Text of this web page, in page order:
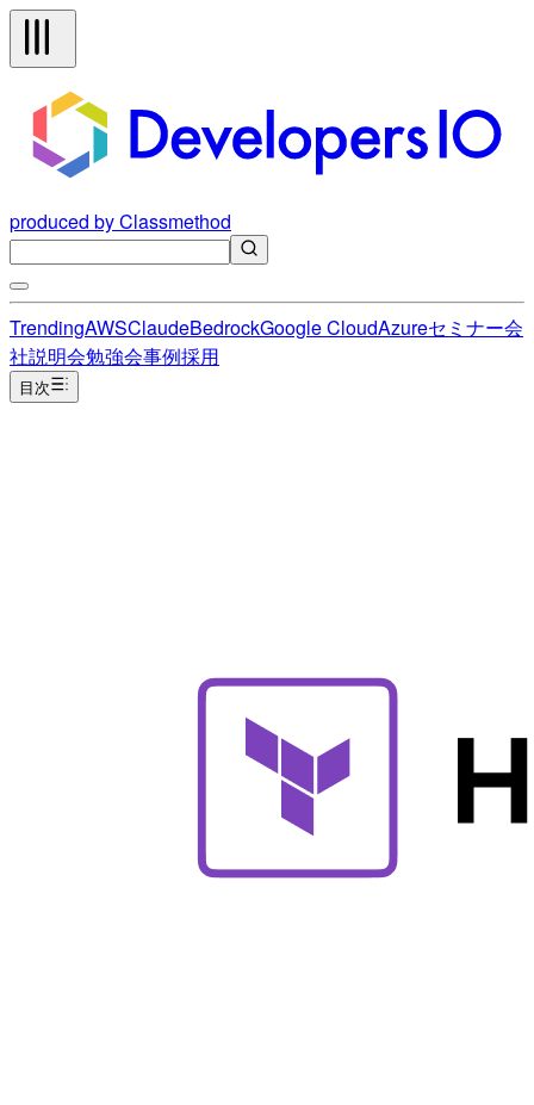
produced by Classmethod
TrendingAWSClaudeBedrockGoogle CloudAzureセミナー会
社説明会勉強会事例採用
目次